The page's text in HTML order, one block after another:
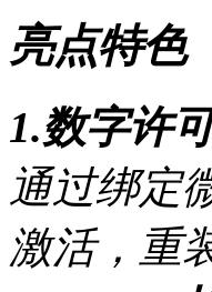
亮点特色
1.数字许
通过绑定
激活，重